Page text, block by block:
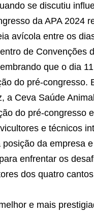
se discutiu
da APA 2024
avícola entre os
de Convenções
que o dia
do pré-congresso.
a Ceva Saúde
do pré-congresso
e técnicos
posição da empresa
enfrentar os
dos quatro
e mais